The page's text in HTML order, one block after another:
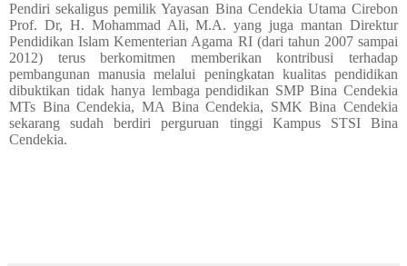
Pendiri sekaligus pemilik Yayasan Bina Cendekia Utama Cirebon
Prof. Dr, H. Mohammad Ali, M.A. yang juga mantan Direktur
Pendidikan Islam Kementerian Agama RI (dari tahun 2007 sampai
2012) terus berkomitmen memberikan kontribusi terhadap
pembangunan manusia melalui peningkatan kualitas pendidikan
dibuktikan tidak hanya lembaga pendidikan SMP Bina Cendekia
MTs Bina Cendekia, MA Bina Cendekia, SMK Bina Cendekia
sekarang sudah berdiri perguruan tinggi Kampus STSI Bina
Cendekia.